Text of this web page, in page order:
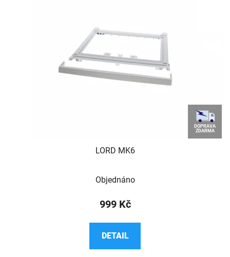
DOPRAVA
ZDARMA
LORD MK6
hodnocení
produktu
z
Objednáno
999 Kč
DETAIL